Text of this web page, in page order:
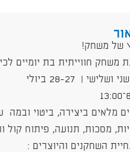
של משחק!
משחק חווייתית בת יומיים
ושלישי | 28-27 ביולי
מלאים ביצירה, ביטוי
מסכות, תנועה, פיתוח קול
השחקנים והיוצרים :